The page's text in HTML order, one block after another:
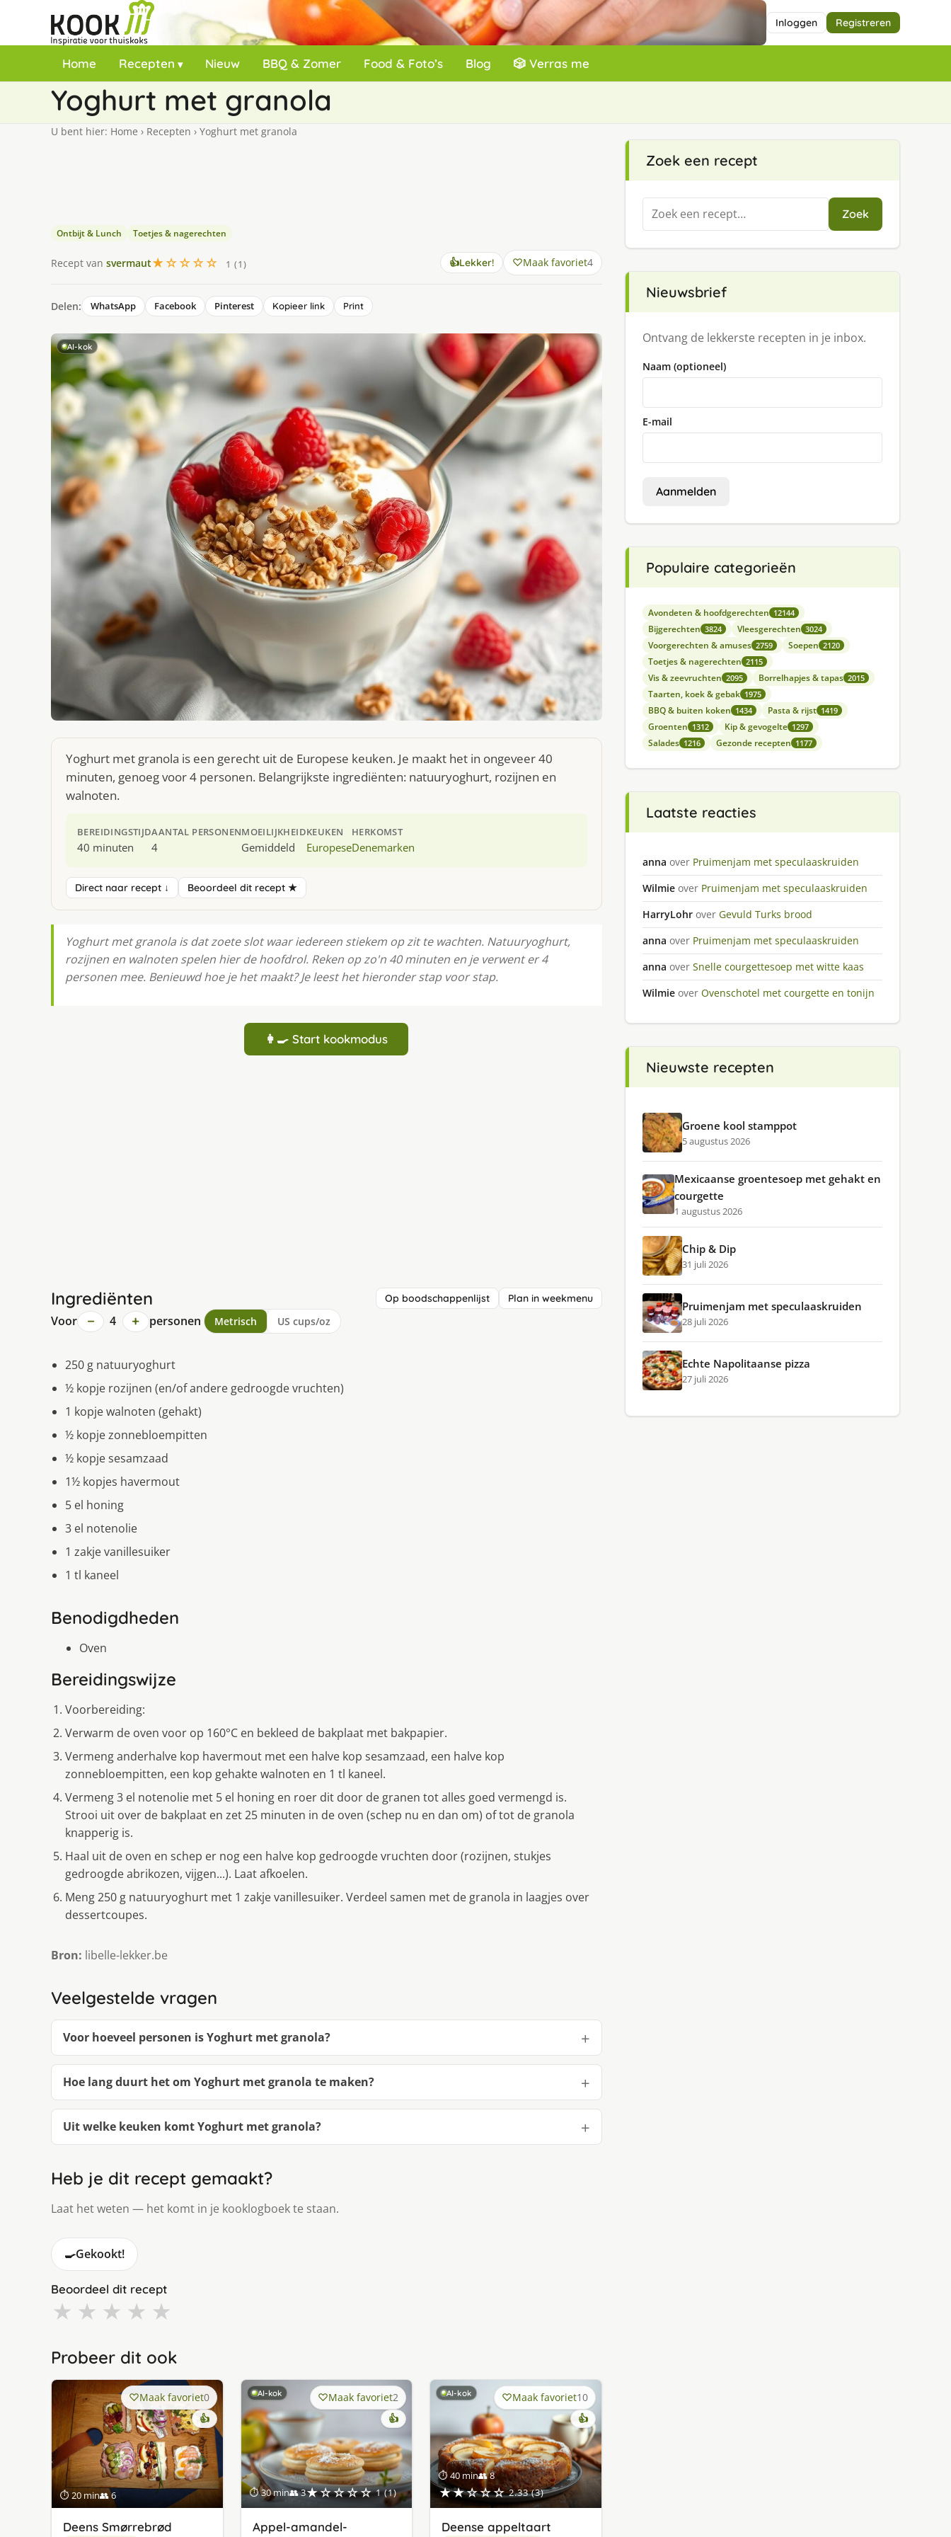
Inloggen Registreren
Home Recepten Nieuw BBQ & Zomer Food & Foto’s Blog 🎲 Verras me
Yoghurt met granola
U bent hier: Home › Recepten › Yoghurt met granola
Ontbijt & Lunch Toetjes & nagerechten
Recept van svermaut★☆☆☆☆ 1 (1) 👍Lekker! Maak favoriet4
Delen: WhatsApp Facebook Pinterest Kopieer link Print
AI-kok
Yoghurt met granola is een gerecht uit de Europese keuken. Je maakt het in ongeveer 40
minuten, genoeg voor 4 personen. Belangrijkste ingrediënten: natuuryoghurt, rozijnen en
walnoten.
BEREIDINGSTIJD
40 minuten
AANTAL PERSONEN
4
MOEILIJKHEID
Gemiddeld
KEUKEN
Europese
HERKOMST
Denemarken
Direct naar recept ↓ Beoordeel dit recept ★
Yoghurt met granola is dat zoete slot waar iedereen stiekem op zit te wachten. Natuuryoghurt,
rozijnen en walnoten spelen hier de hoofdrol. Reken op zo'n 40 minuten en je verwent er 4
personen mee. Benieuwd hoe je het maakt? Je leest het hieronder stap voor stap.
👩‍🍳 Start kookmodus
Ingrediënten Op boodschappenlijst Plan in weekmenu
Voor − 4 + personen Metrisch US cups/oz
250 g natuuryoghurt
½ kopje rozijnen (en/of andere gedroogde vruchten)
1 kopje walnoten (gehakt)
½ kopje zonnebloempitten
½ kopje sesamzaad
1½ kopjes havermout
5 el honing
3 el notenolie
1 zakje vanillesuiker
1 tl kaneel
Benodigdheden
Oven
Bereidingswijze
Voorbereiding:
Verwarm de oven voor op 160°C en bekleed de bakplaat met bakpapier.
Vermeng anderhalve kop havermout met een halve kop sesamzaad, een halve kop
zonnebloempitten, een kop gehakte walnoten en 1 tl kaneel.
Vermeng 3 el notenolie met 5 el honing en roer dit door de granen tot alles goed vermengd is.
Strooi uit over de bakplaat en zet 25 minuten in de oven (schep nu en dan om) of tot de granola
knapperig is.
Haal uit de oven en schep er nog een halve kop gedroogde vruchten door (rozijnen, stukjes
gedroogde abrikozen, vijgen...). Laat afkoelen.
Meng 250 g natuuryoghurt met 1 zakje vanillesuiker. Verdeel samen met de granola in laagjes over
dessertcoupes.
Bron: libelle-lekker.be
Veelgestelde vragen
Voor hoeveel personen is Yoghurt met granola?
Hoe lang duurt het om Yoghurt met granola te maken?
Uit welke keuken komt Yoghurt met granola?
Heb je dit recept gemaakt?
Laat het weten — het komt in je kooklogboek te staan.
🍳Gekookt!
Beoordeel dit recept
★ ★ ★ ★ ★
Probeer dit ook
⏱ 20 min👥 6
Maak favoriet0
👍
Deens Smørrebrød
AI-kok
⏱ 30 min👥 3★☆☆☆☆ 1 (1)
Maak favoriet2
👍
Appel-amandel-
AI-kok
⏱ 40 min👥 8
★★☆☆☆ 2.33 (3)
Maak favoriet10
👍
Deense appeltaart
Zoek een recept
Zoeken
naar:
Zoek
Nieuwsbrief
Ontvang de lekkerste recepten in je inbox.
Naam (optioneel)
E-mail
Aanmelden
Populaire categorieën
Avondeten & hoofdgerechten 12144
Bijgerechten 3824 Vleesgerechten 3024
Voorgerechten & amuses 2759 Soepen 2120
Toetjes & nagerechten 2115
Vis & zeevruchten 2095 Borrelhapjes & tapas 2015
Taarten, koek & gebak 1975
BBQ & buiten koken 1434 Pasta & rijst 1419
Groenten 1312 Kip & gevogelte 1297
Salades 1216 Gezonde recepten 1177
Laatste reacties
anna over Pruimenjam met speculaaskruiden
Wilmie over Pruimenjam met speculaaskruiden
HarryLohr over Gevuld Turks brood
anna over Pruimenjam met speculaaskruiden
anna over Snelle courgettesoep met witte kaas
Wilmie over Ovenschotel met courgette en tonijn
Nieuwste recepten
Groene kool stamppot
5 augustus 2026
Mexicaanse groentesoep met gehakt en
courgette
1 augustus 2026
Chip & Dip
31 juli 2026
Pruimenjam met speculaaskruiden
28 juli 2026
Echte Napolitaanse pizza
27 juli 2026